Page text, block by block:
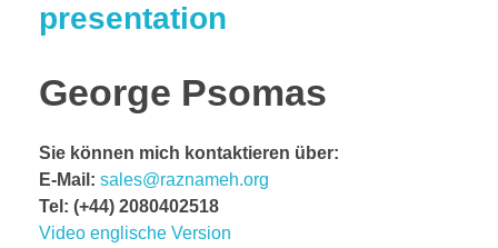
presentation
George Psomas
Sie können mich kontaktieren über:
E-Mail : sales@raznameh.org
Tel : (+44) 2080402518
Video englische Version